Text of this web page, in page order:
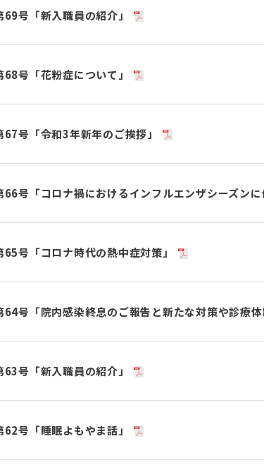
69号「新入職員の紹介」
68号「花粉症について」
67号「令和3年新年のご挨拶」
66号「コロナ禍におけるインフルエンザシーズンに
65号「コロナ時代の熱中症対策」
64号「院内感染終息のご報告と新たな対策や診療体
63号「新入職員の紹介」
62号「睡眠よもやま話」